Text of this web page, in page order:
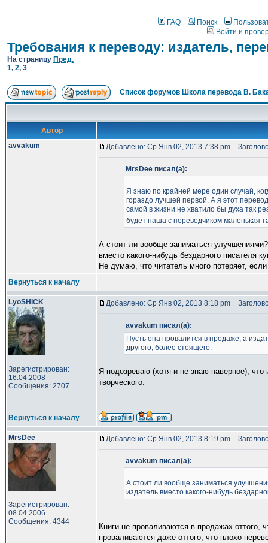
FAQ Поиск
Войти и
Требования к переводу: издатель,
На страницу Пред.
1, 2, 3
Список форумов Школа перевода В.
Автор
avvakum
Добавлено: Ср Янв 02, 2013 7:38 pm
MrsDee писал(а):
Я знаю по крайней мере один случай,
гораздо лучшей первой. А я этот
самой в жизни не хватило бы духа так
будет наша с переводчиком маленькая
А стоит ли вообще заниматься
вместо какого-нибудь бездарного писателя
Не думаю, что читатель много потеряет,
Вернуться к началу
LyoSHICK
Зарегистрирован:
16.04.2008
Сообщения: 2707
Добавлено: Ср Янв 02, 2013 8:18 pm
avvakum писал(а):
Пусть она провалится в продаже, а
другого, более стоящего.
Я подозреваю (хотя и не знаю наверное), что
творческого.
Вернуться к началу
MrsDee
Зарегистрирован:
08.04.2006
Сообщения: 4344
Добавлено: Ср Янв 02, 2013 8:19 pm
avvakum писал(а):
А стоит ли вообще заниматься
издатель вместо какого-нибудь
Книги не проваливаются в продажах оттого,
проваливаются даже оттого, что плохо